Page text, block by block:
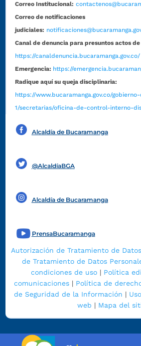
Correo Institucional:
Correo de notificaciones
judiciales:
Canal de denuncia para presuntos actos
https://canaldenuncia.bucaramanga.gov.co/
Emergencia: https://
Radique aquí su queja disciplinaria:
https://www.bucaramanga.gov.co/
1/secretarias/oficina-de-control-interno-
Alcaldía de Bucaramanga
@AlcaldíaBGA
Alcaldía de Bucaramanga
PrensaBucaramanga
Autorización de Tratamiento de
de Tratamiento de Datos
condiciones de uso | Política
comunicaciones| Política de
de Seguridad de la Información |
web | Mapa del